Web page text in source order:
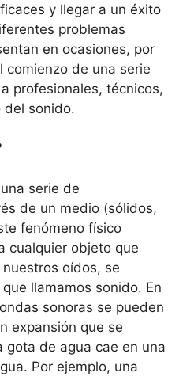
y llegar a un éxito
problemas
en ocasiones, por
comienzo de una serie
profesionales, técnicos,
del sonido.
serie de
de un medio (sólidos,
fenómeno físico
cualquier objeto que
oídos, se
llamamos sonido. En
sonoras se pueden
expansión que se
gota de agua cae en una
Por ejemplo, una